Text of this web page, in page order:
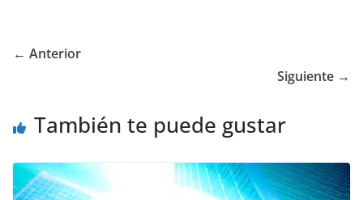
← Anterior
Siguiente →
También te puede gustar